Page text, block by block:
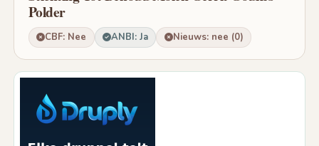
Polder
CBF: Nee ANBI: Ja Nieuws: nee (0)